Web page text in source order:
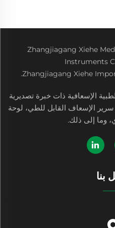
Zhangjiagang Xiehe
Instruments
Zhangjiagang Xiehe
الإسعافية ذات خبرة تصديرية
سرير الإسعاف القابل للطي، لوحة
وما إلى ذلك.
بنا